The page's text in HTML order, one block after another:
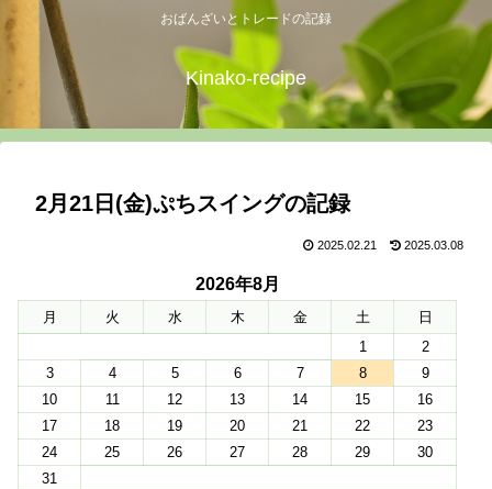
おばんざいとトレードの記録
Kinako-recipe
2月21日(金)ぷちスイングの記録
2025.02.21 2025.03.08
2026年8月
月 火 水 木 金 土
日
1
2
3
4 5 6 7 8
9
10
11 12 13 14 15
16
17
18 19 20 21 22
23
24
25 26 27 28 29
30
31